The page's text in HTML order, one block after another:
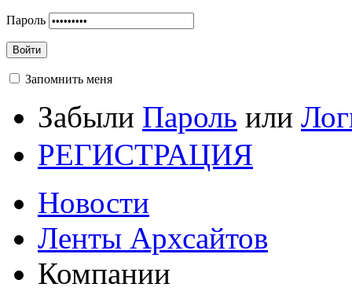
Пароль
Войти
Запомнить меня
Забыли Пароль или
РЕГИСТРАЦИЯ
Новости
Ленты Архсайтов
Компании